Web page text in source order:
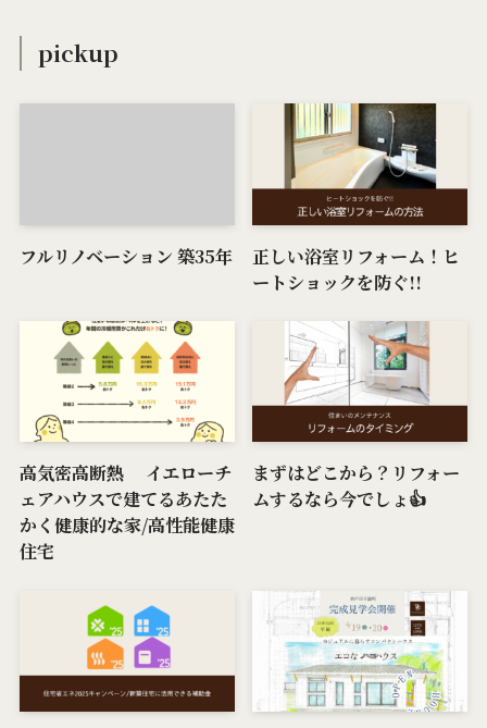
pickup
フルリノベーション 築35年
正しい浴室リフォーム！ヒ
ートショックを防ぐ!!
高気密高断熱 イエローチ
ェアハウスで建てるあたた
かく健康的な家/高性能健康
住宅
まずはどこから？リフォー
ムするなら今でしょ👍